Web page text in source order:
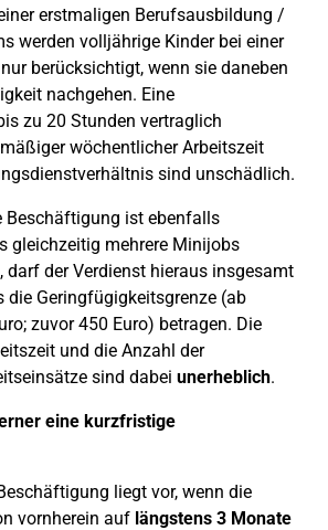
erstmaligen Berufsausbildung /
werden volljährige Kinder bei einer
berücksichtigt, wenn sie daneben
nachgehen. Eine
zu 20 Stunden vertraglich
wöchentlicher Arbeitszeit
sind unschädlich.
Beschäftigung ist ebenfalls
gleichzeitig mehrere Minijobs
darf der Verdienst hieraus insgesamt
die Geringfügigkeitsgrenze (ab
zuvor 450 Euro) betragen. Die
und die Anzahl der
sind dabei unerheblich.
eine kurzfristige
liegt vor, wenn die
vornherein auf längstens 3 Monate